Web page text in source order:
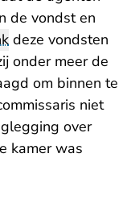
de vondst en
deze vondsten
onder meer de
om binnen te
niet
over
kamer was